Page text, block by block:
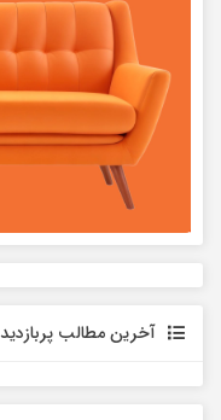
آخرین مطالب پربازدید